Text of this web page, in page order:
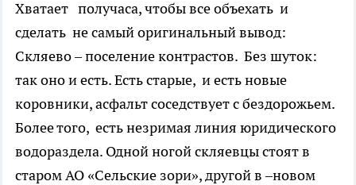
Хватает получаса, чтобы все объехать и
сделать не самый оригинальный вывод:
Скляево – поселение контрастов. Без шуток:
так оно и есть. Есть старые, и есть новые
коровники, асфальт соседствует с бездорожьем.
Более того, есть незримая линия юридического
водораздела. Одной ногой скляевцы стоят в
старом АО «Сельские зори», другой в –новом